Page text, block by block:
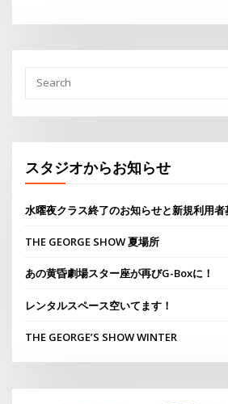
スタジオからお知らせ
水曜夜クラス終了のお知らせと新規利用
THE GEORGE SHOW 夏場所
あの黄昏劇場スター座が再びG-Boxに！
レンタルスペース空いてます！
THE GEORGE’S SHOW WINTER